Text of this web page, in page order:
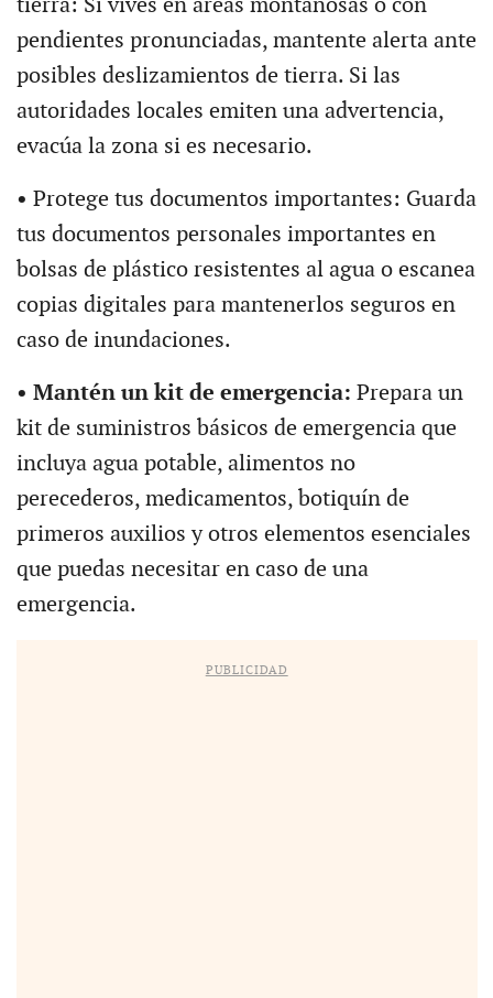
tierra: Si vives en áreas montañosas o con
pendientes pronunciadas, mantente alerta ante
posibles deslizamientos de tierra. Si las
autoridades locales emiten una advertencia,
evacúa la zona si es necesario.
• Protege tus documentos importantes: Guarda
tus documentos personales importantes en
bolsas de plástico resistentes al agua o escanea
copias digitales para mantenerlos seguros en
caso de inundaciones.
• Mantén un kit de emergencia: Prepara un
kit de suministros básicos de emergencia que
incluya agua potable, alimentos no
perecederos, medicamentos, botiquín de
primeros auxilios y otros elementos esenciales
que puedas necesitar en caso de una
emergencia.
PUBLICIDAD